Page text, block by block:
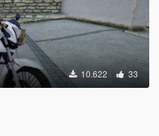
10.622 33